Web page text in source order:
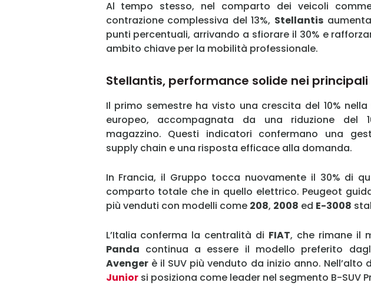
Username
Al tempo stesso, nel comparto dei veicoli
contrazione complessiva del 13%, Stellantis
punti percentuali, arrivando a sfiorare il 30% e
ambito chiave per la mobilità professionale.
Stellantis, performance solide nei
Il primo semestre ha visto una crescita del 10%
europeo, accompagnata da una riduzione del
magazzino. Questi indicatori confermano una
supply chain e una risposta efficace alla domanda.
In Francia, il Gruppo tocca nuovamente il 30% di
comparto totale che in quello elettrico. Peugeot
più venduti con modelli come 208, 2008 ed E-3008
L’Italia conferma la centralità di FIAT, che rimane il
Panda continua a essere il modello preferito
Avengerè il SUV più venduto da inizio anno. Nell’alto
Juniorsi posiziona come leader nel segmento B-SUV